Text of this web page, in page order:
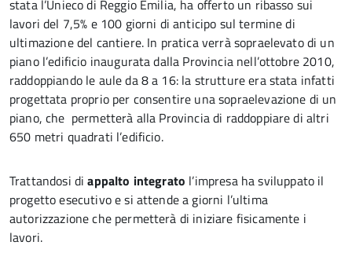
stata l’Unieco di Reggio Emilia, ha offerto un ribasso sui
lavori del 7,5% e 100 giorni di anticipo sul termine di
ultimazione del cantiere. In pratica verrà sopraelevato di un
piano l’edificio inaugurata dalla Provincia nell’ottobre 2010,
raddoppiando le aule da 8 a 16: la strutture era stata infatti
progettata proprio per consentire una sopraelevazione di un
piano, che permetterà alla Provincia di raddoppiare di altri
650 metri quadrati l’edificio.
Trattandosi diappalto integrato l’impresa ha sviluppato il
progetto esecutivo e si attende a giorni l’ultima
autorizzazione che permetterà di iniziare fisicamente i
lavori.